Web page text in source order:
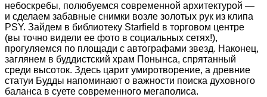
небоскребы, полюбуемся современной архитектурой —
и сделаем забавные снимки возле золотых рук из клипа
PSY. Зайдем в библиотеку Starfield в торговом центре
(вы точно видели ее фото в социальных сетях!),
прогуляемся по площади с автографами звезд. Наконец,
заглянем в буддистский храм Понынса, спрятанный
среди высоток. Здесь царит умиротворение, а древние
статуи Будды напоминают о важности поиска духовного
баланса в суете современного мегаполиса.